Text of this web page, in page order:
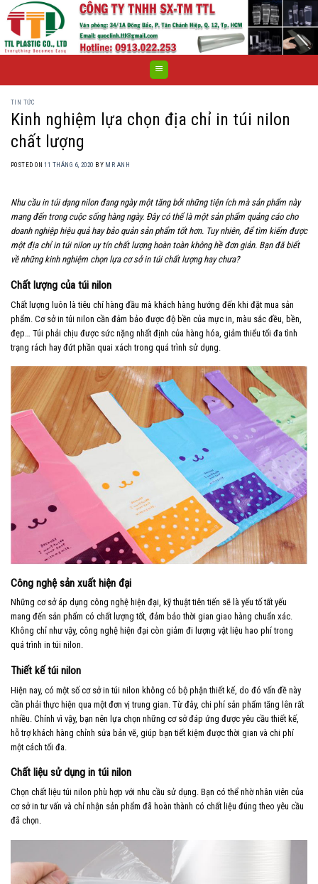
Skip
content
TIN TỨC
Kinh nghiệm lựa chọn địa chỉ in túi nilon
chất lượng
POSTED ON11 THÁNG 6, 2020 BY MR ANH
Nhu cầu in túi dạng nilon đang ngày một tăng bởi những tiện ích mà sản phẩm này
mang đến trong cuộc sống hàng ngày. Đây có thể là một sản phẩm quảng cáo cho
doanh nghiệp hiệu quả hay bảo quản sản phẩm tốt hơn. Tuy nhiên, để tìm kiếm được
một địa chỉ in túi nilon uy tín chất lượnghoàn toàn không hề đơn giản. Bạn đã biết
về những kinh nghiệm chọn lựa cơ sở in túi chất lượng hay chưa?
Chất lượng của túi nilon
Chất lượng luôn là tiêu chí hàng đầu mà khách hàng hướng đến khi đặt mua sản
phẩm. Cơ sở in túi nilon cần đảm bảo được độ bền của mực in, màu sắc đều, bền,
đẹp… Túi phải chịu được sức nặng nhất định của hàng hóa, giảm thiểu tối đa tình
trạng rách hay đứt phần quai xách trong quá trình sử dụng.
Công nghệ sản xuất hiện đại
Những cơ sở áp dụng công nghệ hiện đại, kỹ thuật tiên tiến sẽ là yếu tố tất yếu
mang đến sản phẩm có chất lượng tốt, đảm bảo thời gian giao hàng chuẩn xác.
Không chỉ như vậy, công nghệ hiện đại còn giảm đi lượng vật liệu hao phí trong
quá trình in túi nilon.
Thiết kế túi nilon
Hiện nay, có một số cơ sở in túi nilon không có bộ phận thiết kế, do đó vấn đề này
cần phải thực hiện qua một đơn vị trung gian. Từ đây, chi phí sản phẩm tăng lên rất
nhiều. Chính vì vậy, bạn nên lựa chọn những cơ sở đáp ứng được yêu cầu thiết kế,
hỗ trợ khách hàng chỉnh sửa bản vẽ, giúp bạn tiết kiệm được thời gian và chi phí
một cách tối đa.
Chất liệu sử dụng in túi nilon
Chọn chất liệu túi nilon phù hợp với nhu cầu sử dụng. Bạn có thể nhờ nhân viên của
cơ sở in tư vấn và chỉ nhận sản phẩm đã hoàn thành có chất liệu đúng theo yêu cầu
đã chọn.